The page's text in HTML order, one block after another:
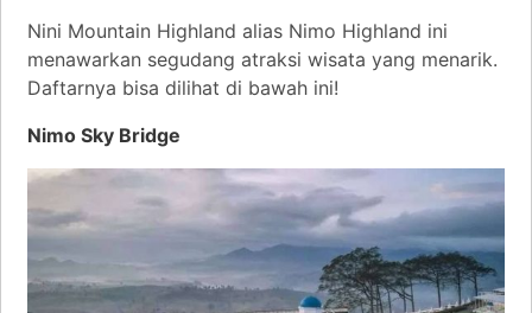
Nini Mountain Highland alias Nimo Highland ini
menawarkan segudang atraksi wisata yang menarik.
Daftarnya bisa dilihat di bawah ini!
Nimo Sky Bridge